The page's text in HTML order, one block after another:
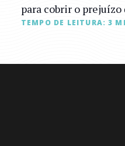
para cobrir o prejuízo
TEMPO DE LEITURA: 3